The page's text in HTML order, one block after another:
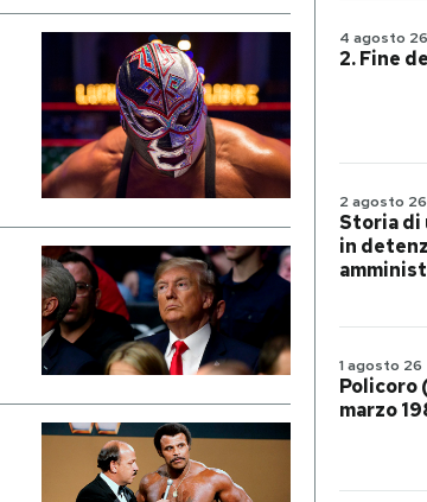
4 agosto 26
2. Fine
2 agosto 26
Storia di
in
1 agosto 26
Policoro
marzo